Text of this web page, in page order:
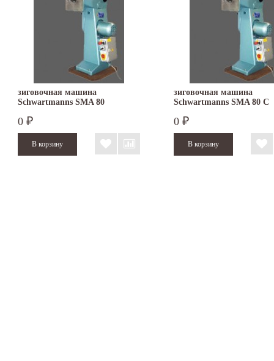
зиговочная машина
Schwartmanns SMA 80
0 ₽
зиговочная машина
Schwartmanns SMA 80 C
0 ₽